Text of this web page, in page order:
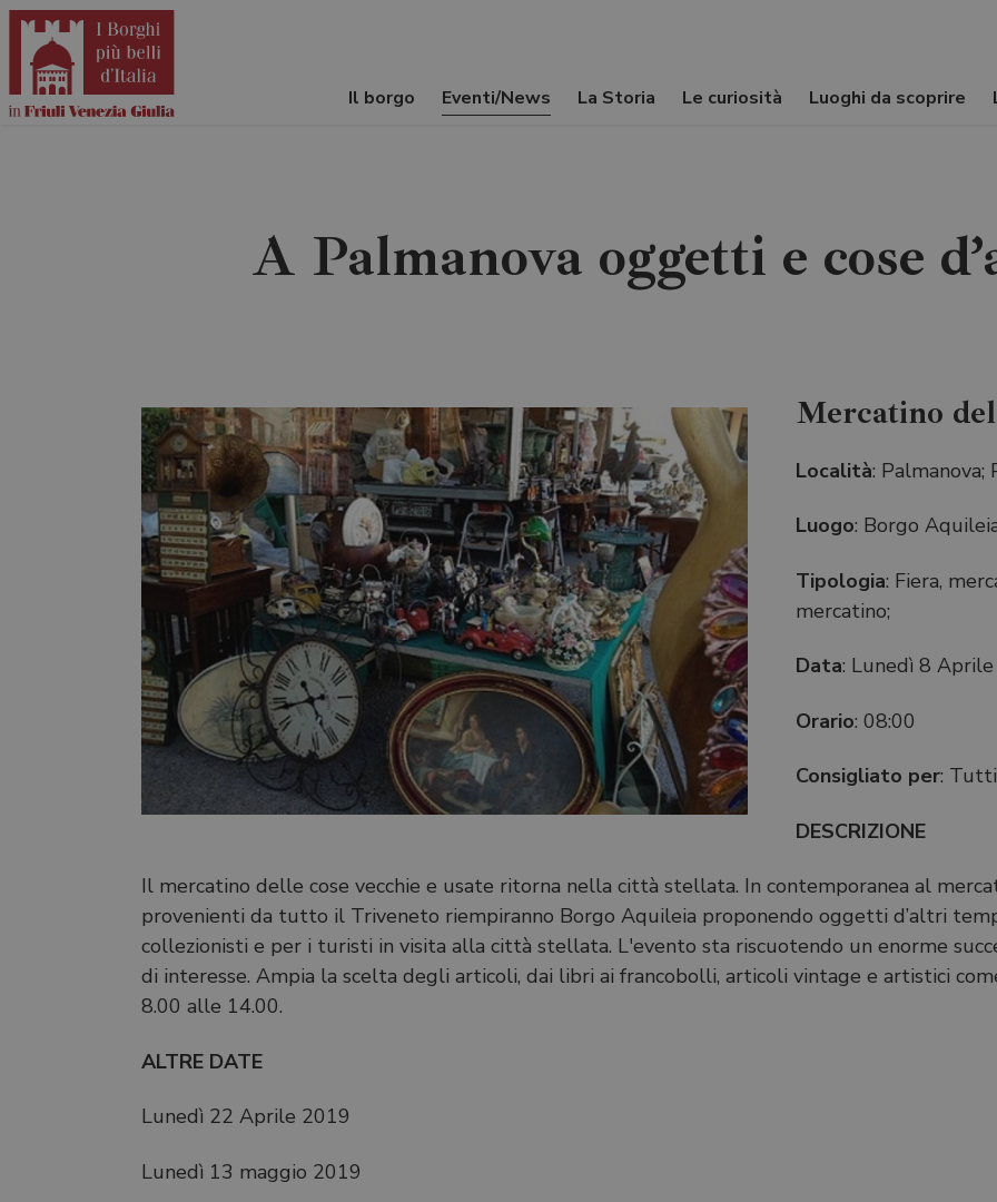
Il borgo Eventi/News La Storia Le curiosità Luoghi da scoprire
A Palmanova oggetti e cose
Mercatino
Località: Palmanova;
Luogo: Borgo
Tipologia: Fiera,
mercatino;
Data: Lunedì 8
Orario: 08:00
Consigliato per: Tutti
DESCRIZIONE
Il mercatino delle cose vecchie e usate ritorna nella città stellata. In contemporanea al
provenienti da tutto il Triveneto riempiranno Borgo Aquileia proponendo oggetti d’altri
collezionisti e per i turisti in visita alla città stellata. L'evento sta riscuotendo un enorme
di interesse. Ampia la scelta degli articoli, dai libri ai francobolli, articoli vintage e artistici
8.00 alle 14.00.
ALTRE DATE
Lunedì 22 Aprile 2019
Lunedì 13 maggio 2019